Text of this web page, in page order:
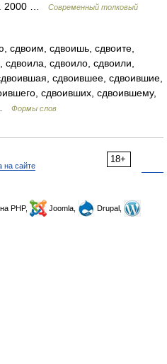
2000 …
Современный толковый
сдвоим, сдвоишь, сдвоите,
сдвоила, сдвоило, сдвоили,
сдвоившее, сдвоившие,
сдвоивших, сдвоившему,
Формы слов
18+
на сайте
PHP, Joomla,
Drupal,